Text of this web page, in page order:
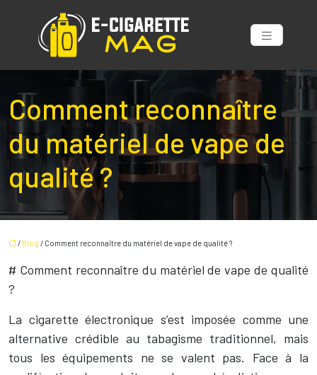
Comment reconnaître
du matériel de vape de
qualité ?
/ Blog / Comment reconnaître du matériel de vape de qualité ?
# Comment reconnaître du matériel de vape de qualité
?
La cigarette électronique s’est imposée comme une
alternative crédible au tabagisme traditionnel, mais
tous les équipements ne se valent pas. Face à la